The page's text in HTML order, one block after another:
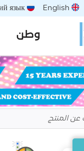
English
Русский язык
وطن
عن المنتج